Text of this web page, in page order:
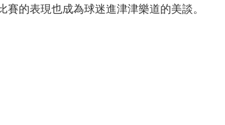
的表現也成為球迷進津津樂道的美談。